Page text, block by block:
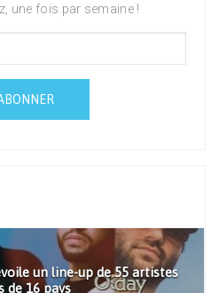
une fois par semaine !
un line-up de 55 artistes
de 16 pays